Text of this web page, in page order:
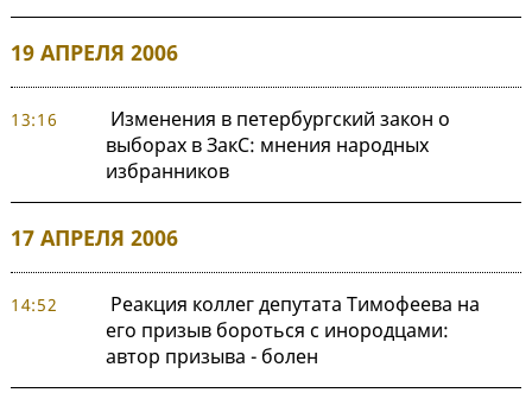
19 АПРЕЛЯ 2006
13:16
Изменения в петербургский закон о
выборах в ЗакС: мнения народных
избранников
17 АПРЕЛЯ 2006
14:52
Реакция коллег депутата Тимофеева на
его призыв бороться с инородцами:
автор призыва - болен